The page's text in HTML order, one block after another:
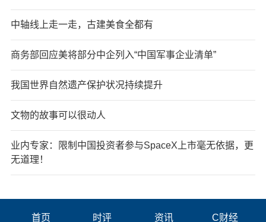
中轴线上走一走，古建美食全都有
商务部回应美将部分中企列入“中国军事企业清单”
我国世界自然遗产保护状况持续提升
文物的故事可以很动人
业内专家：限制中国投资者参与SpaceX上市毫无依据，更
无道理！
首页 时评 资讯 C财经